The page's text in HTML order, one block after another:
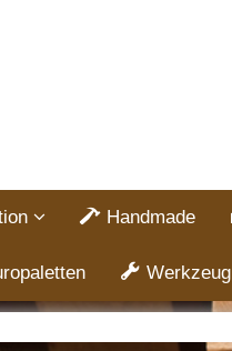
Handmade
Werkzeug